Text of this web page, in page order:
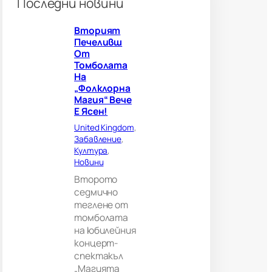
и
?
е
и
т
а
Вторият
Печеливш
От
Томболата
На
„Фолклорна
Магия“ Вече
Е Ясен!
United Kingdom
Забавление
Култура
Новини
Второто
седмично
теглене от
томболата
на юбилейния
концерт-
спектакъл
„Магията